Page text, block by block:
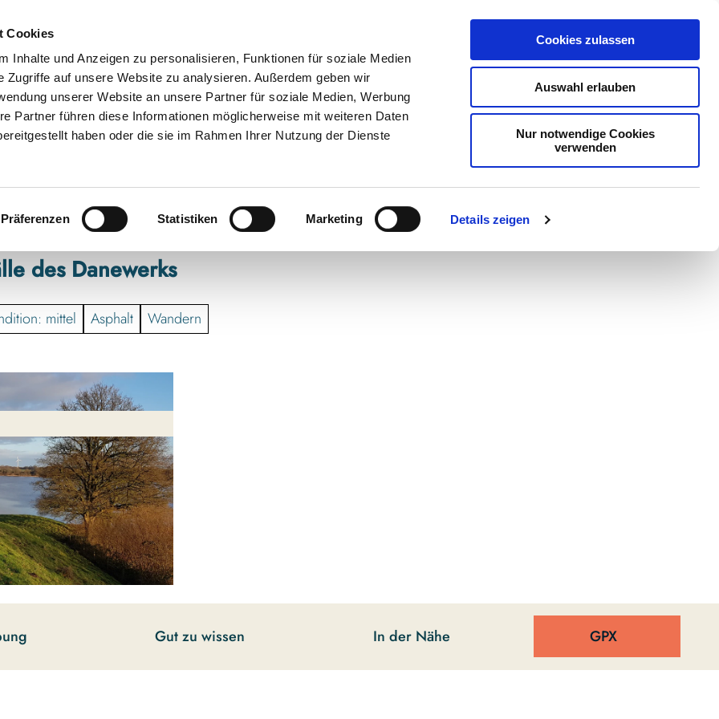
Cookies
Inhalte und Anzeigen zu personalisieren, Funktionen für soziale Medien
Zugriffe auf unsere Website zu analysieren. Außerdem geben wir
unserer Website an unsere Partner für soziale Medien, Werbung
Partner führen diese Informationen möglicherweise mit weiteren Daten
haben oder die sie im Rahmen Ihrer Nutzung der Dienste
Präferenzen Statistiken Marketing Details zeigen
Cookies zulassen
Auswahl erlauben
Nur notwendige Cookies
verwenden
des Danewerks
mittel Asphalt Wandern
Gut zu wissen In der Nähe GPX